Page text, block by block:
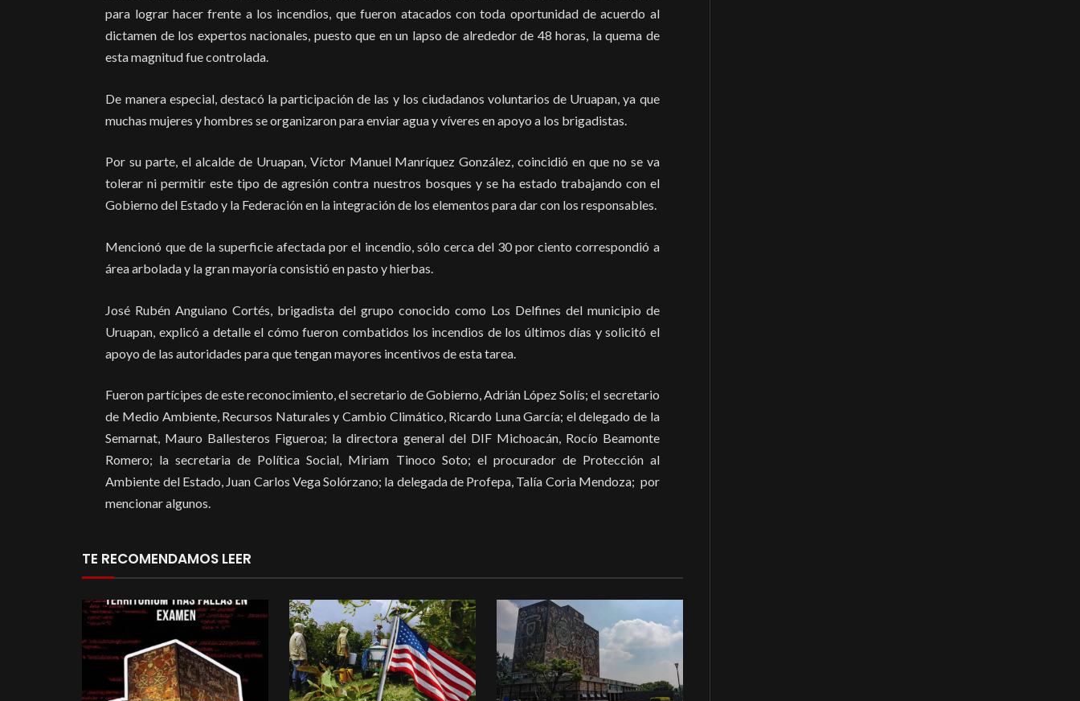
para lograr hacer frente a los incendios, que fueron atacados con toda oportunidad de acuerdo al
dictamen de los expertos nacionales, puesto que en un lapso de alrededor de 48 horas, la quema de
esta magnitud fue controlada.
De manera especial, destacó la participación de las y los ciudadanos voluntarios de Uruapan, ya que
muchas mujeres y hombres se organizaron para enviar agua y víveres en apoyo a los brigadistas.
Por su parte, el alcalde de Uruapan, Víctor Manuel Manríquez González, coincidió en que no se va
tolerar ni permitir este tipo de agresión contra nuestros bosques y se ha estado trabajando con el
Gobierno del Estado y la Federación en la integración de los elementos para dar con los responsables.
Mencionó que de la superficie afectada por el incendio, sólo cerca del 30 por ciento correspondió a
área arbolada y la gran mayoría consistió en pasto y hierbas.
José Rubén Anguiano Cortés, brigadista del grupo conocido como Los Delfines del municipio de
Uruapan, explicó a detalle el cómo fueron combatidos los incendios de los últimos días y solicitó el
apoyo de las autoridades para que tengan mayores incentivos de esta tarea.
Fueron partícipes de este reconocimiento, el secretario de Gobierno, Adrián López Solís; el secretario
de Medio Ambiente, Recursos Naturales y Cambio Climático, Ricardo Luna García; el delegado de la
Semarnat, Mauro Ballesteros Figueroa; la directora general del DIF Michoacán, Rocío Beamonte
Romero; la secretaria de Política Social, Miriam Tinoco Soto; el procurador de Protección al
Ambiente del Estado, Juan Carlos Vega Solórzano; la delegada de Profepa, Talía Coria Mendoza; por
mencionar algunos.
TE RECOMENDAMOS LEER